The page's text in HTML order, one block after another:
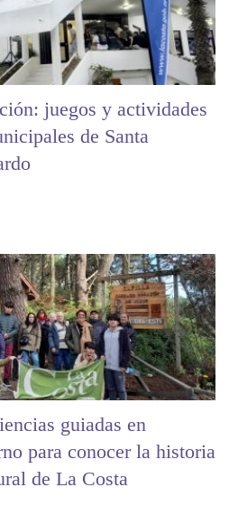
juegos y actividades
de Santa
guiadas en
para conocer la historia
de La Costa